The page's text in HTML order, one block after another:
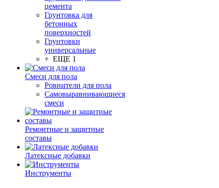
цемента
Грунтовка для
бетонных
поверхностей
Грунтовки
универсальные
+ ЕЩЕ 1
Смеси для пола
Ровнители для пола
Самовыравнивающиеся
смеси
Ремонтные и защитные
составы
Латексные добавки
Инструменты